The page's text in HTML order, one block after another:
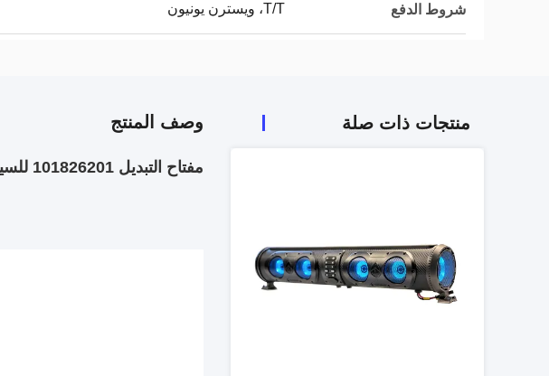
شروط الدفع T/T، ويسترن يونيون
منتجات ذات صلة وصف المنتج
مفتاح التبديل 101826201 للسيارة النادي DS 1996-up مفتاح الإشعال بدء تشغيل على قبالة قفل Glof عربة الملحقات